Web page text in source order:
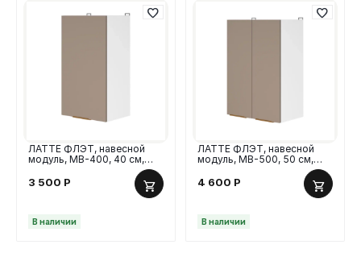
ЛАТТЕ ФЛЭТ, навесной
модуль, МВ-400, 40 см,
3 500 Р
В наличии
ЛАТТЕ ФЛЭТ, навесной
модуль, МВ-500, 50 см,
4 600 Р
В наличии